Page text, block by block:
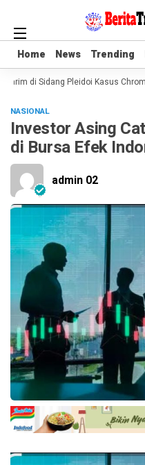
Home News Trending
Home News Trending
di Sidang Pleidoi Kasus
NASIONAL
Investor Asing
di Bursa Efek
admin 02